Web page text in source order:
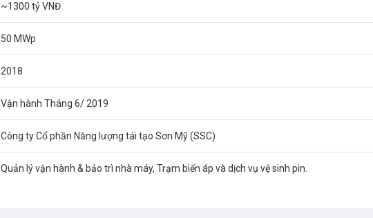
~1300 tỷ VNĐ
50 MWp
2018
Vận hành Tháng 6/ 2019
Công ty Cổ phần Năng lượng tái tạo Sơn Mỹ (SSC)
Quản lý vận hành & bảo trì nhà máy, Trạm biến áp và dịch vụ vệ sinh pin.